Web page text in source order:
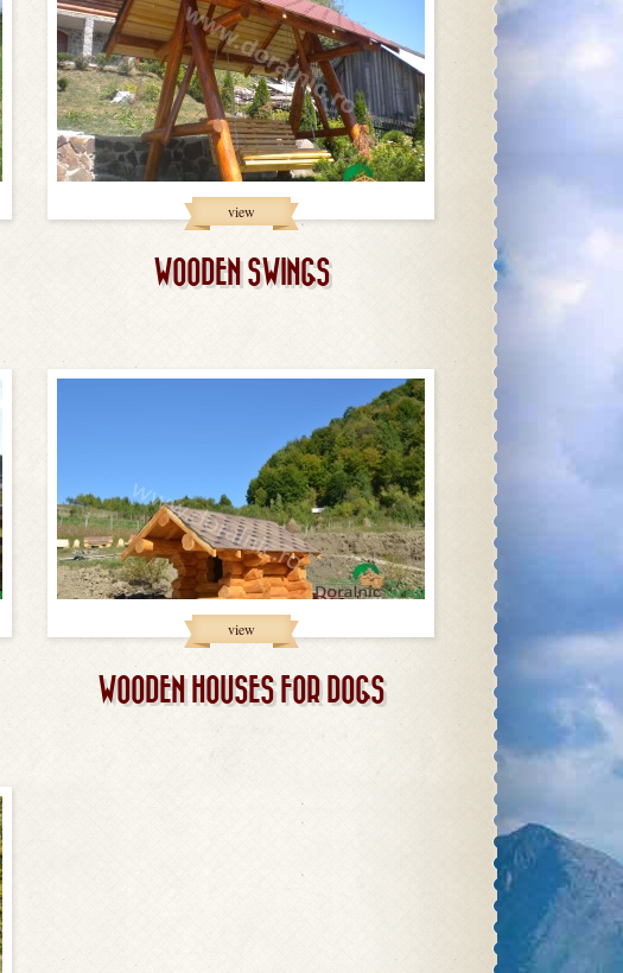
view
WOODEN SWINGS
view
WOODEN HOUSES FOR DOGS